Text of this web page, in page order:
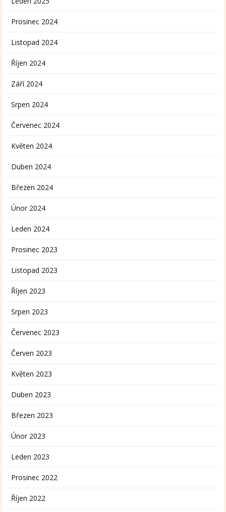
Prosinec 2024
Listopad 2024
Říjen 2024
Září 2024
Srpen 2024
Červenec 2024
Květen 2024
Duben 2024
Březen 2024
Únor 2024
Leden 2024
Prosinec 2023
Listopad 2023
Říjen 2023
Srpen 2023
Červenec 2023
Červen 2023
Květen 2023
Duben 2023
Březen 2023
Únor 2023
Leden 2023
Prosinec 2022
Říjen 2022